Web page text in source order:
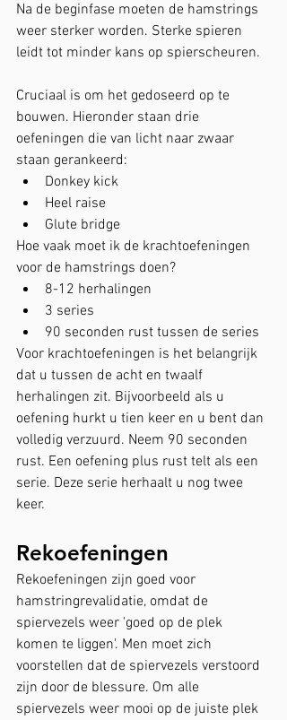
Na de beginfase moeten de hamstrings
weer sterker worden. Sterke spieren
leidt tot minder kans op spierscheuren.
Cruciaal is om het gedoseerd op te
bouwen. Hieronder staan drie
oefeningen die van licht naar zwaar
staan gerankeerd:
Donkey kick
Heel raise
Glute bridge
Hoe vaak moet ik de krachtoefeningen
voor de hamstrings doen?
8-12 herhalingen
3 series
90 seconden rust tussen de series
Voor krachtoefeningen is het belangrijk
dat u tussen de acht en twaalf
herhalingen zit. Bijvoorbeeld als u
oefening hurkt u tien keer en u bent dan
volledig verzuurd. Neem 90 seconden
rust. Een oefening plus rust telt als een
serie. Deze serie herhaalt u nog twee
keer.
Rekoefeningen
Rekoefeningen zijn goed voor
hamstringrevalidatie, omdat de
spiervezels weer 'goed op de plek
komen te liggen'. Men moet zich
voorstellen dat de spiervezels verstoord
zijn door de blessure. Om alle
spiervezels weer mooi op de juiste plek